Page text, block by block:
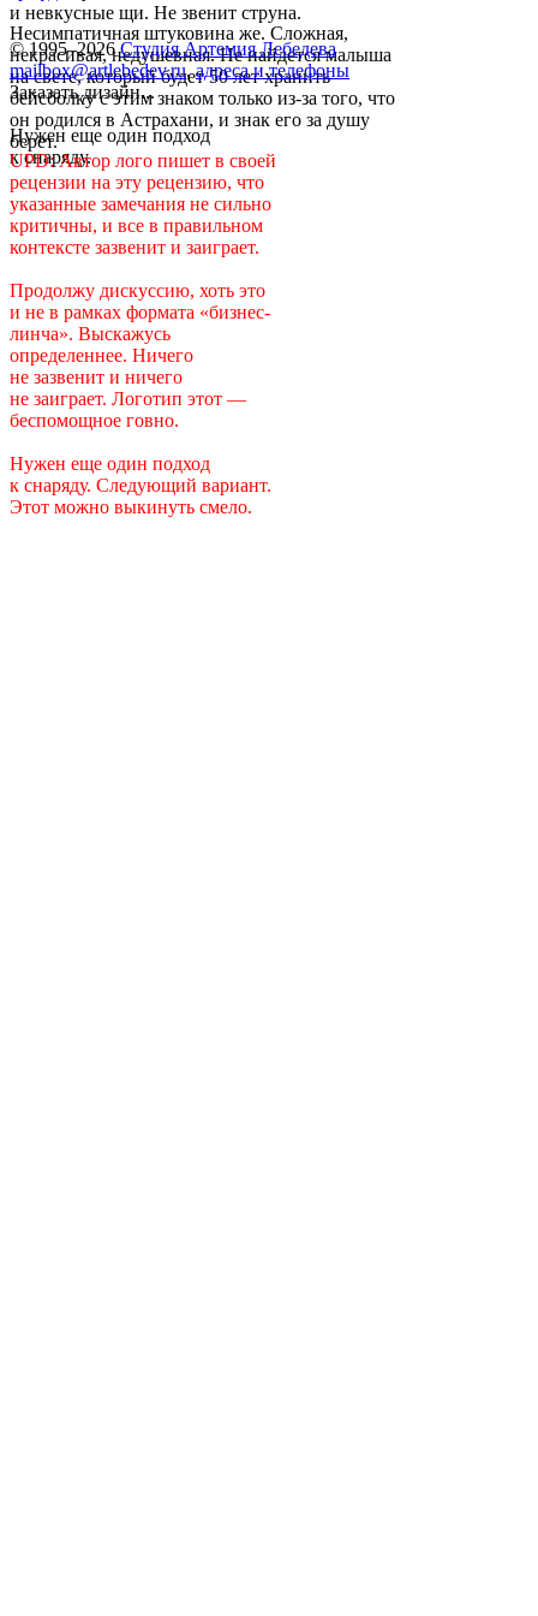
и невкусные щи. Не звенит струна.
Несимпатичная штуковина же. Сложная,
некрасивая, недушевная. Не найдется малыша
на свете, который будет 50 лет хранить
бейсболку с этим знаком только из-за того, что
он родился в Астрахани, и знак его за душу
берет.
Нужен еще один подход
к снаряду.
UPD: Автор лого пишет в своей
рецензии на эту рецензию, что
указанные замечания не сильно
критичны, и все в правильном
контексте зазвенит и заиграет.
Продолжу дискуссию, хоть это
и не в рамках формата «бизнес-
линча». Выскажусь
определеннее. Ничего
не зазвенит и ничего
не заиграет. Логотип этот —
беспомощное говно.
Нужен еще один подход
к снаряду. Следующий вариант.
Этот можно выкинуть смело.
© 1995–2026 Студия Артемия Лебедева
mailbox@artlebedev.ru, адреса и телефоны
Заказать дизайн...